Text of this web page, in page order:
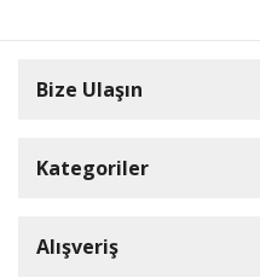
Bize Ulaşın
Kategoriler
Rulopak
Alışveriş